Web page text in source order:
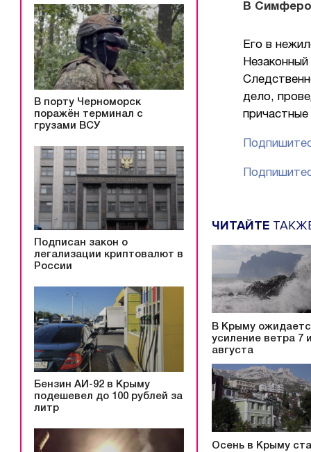
В порту Черноморск
поражён терминал с
грузами ВСУ
Подписан закон о
легализации криптовалют в
России
Бензин АИ-92 в Крыму
подешевел до 100 рублей за
литр
В
Его в
дело,
ЧИТАЙТЕ
В Крыму
усиление ветра 7
августа
Осень в Крыму